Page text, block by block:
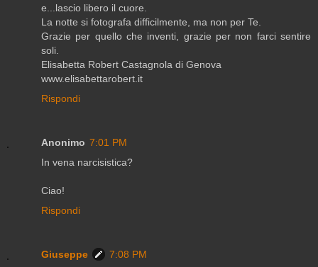
e...lascio libero il cuore.
La notte si fotografa difficilmente, ma non per Te.
Grazie per quello che inventi, grazie per non farci sentire
soli.
Elisabetta Robert Castagnola di Genova
www.elisabettarobert.it
Rispondi
Anonimo 7:01 PM
In vena narcisistica?
Ciao!
Rispondi
Giuseppe
7:08 PM